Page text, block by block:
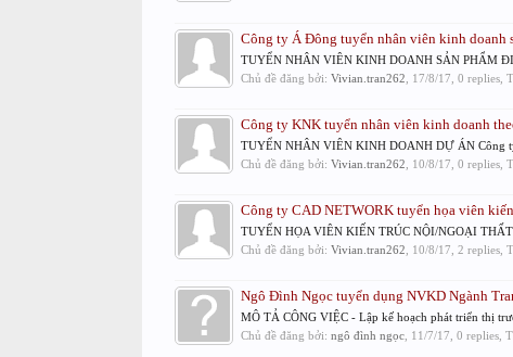
Công ty Á Đông tuyển nhân viên kinh doanh
TUYỂN NHÂN VIÊN KINH DOANH SẢN PHẨM
Chủ đề đăng bởi: Vivian.tran262 17/8/17 , 0 replies,
Công ty KNK tuyển nhân viên kinh doanh
TUYỂN NHÂN VIÊN KINH DOANH DỰ ÁN Công
Chủ đề đăng bởi: Vivian.tran262 10/8/17 , 0 replies,
Công ty CAD NETWORK tuyển họa viên
TUYỂN HỌA VIÊN KIẾN TRÚC NỘI/NGOẠI THẤT
Chủ đề đăng bởi: Vivian.tran262 10/8/17 , 2 replies,
Ngô Đình Ngọc tuyển dụng NVKD Ngành
MÔ TẢ CÔNG VIỆC - Lập kế hoạch phát triển thị
Chủ đề đăng bởi: ngô đình ngọc, 11/7/17 , 0 replies,